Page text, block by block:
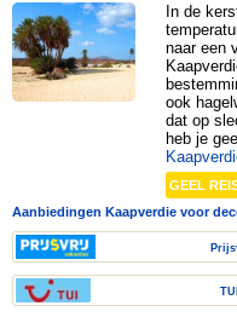
In de
naar een
ook
dat op
heb je
GEEL
Aanbiedingen Kaapverdie voor